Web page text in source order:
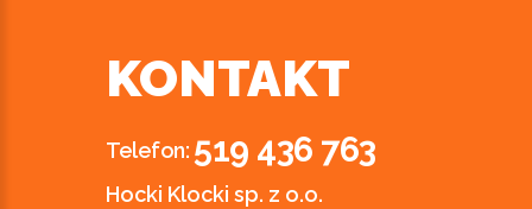
KONTAKT
Telefon: 519 436 763
Hocki Klocki sp. z o.o.